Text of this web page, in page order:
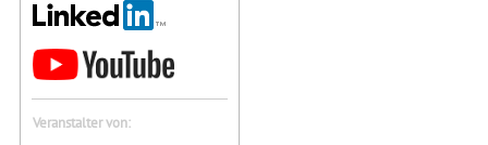
Veranstalter von: